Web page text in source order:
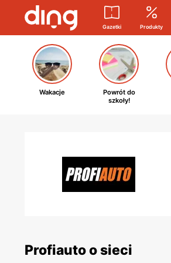
Gazetki Produkty
Wakacje
Powrót do
szkoły!
Profiauto o sieci